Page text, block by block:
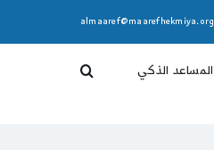
almaaref@maarefhekmiya.org
المساعد الذكي